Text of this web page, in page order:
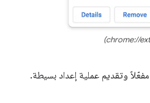
وتقديم عملية إعداد بسيطة.